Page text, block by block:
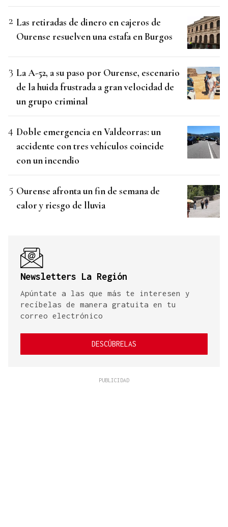
Las retiradas de dinero en cajeros de
Ourense resuelven una estafa en Burgos
La A-52, a su paso por Ourense, escenario
de la huida frustrada a gran velocidad de
un grupo criminal
Doble emergencia en Valdeorras: un
accidente con tres vehículos coincide
con un incendio
Ourense afronta un fin de semana de
calor y riesgo de lluvia
Newsletters La Región
Apúntate a las que más te interesen y
recíbelas de manera gratuita en tu
correo electrónico
DESCÚBRELAS